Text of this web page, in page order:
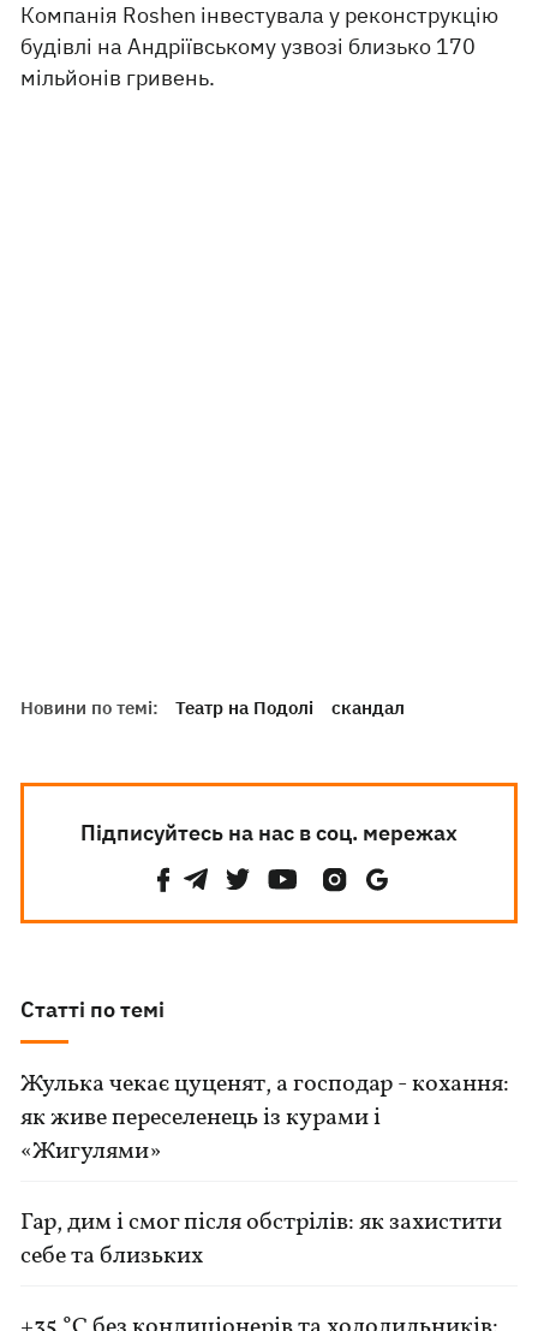
Компанія Roshen інвестувала у реконструкцію
будівлі на Андріївському узвозі близько 170
мільйонів гривень.
Новини по темі: Театр на Подолі скандал
Підписуйтесь на нас в соц. мережах
Статті по темі
Жулька чекає цуценят, а господар - кохання:
як живе переселенець із курами і
«Жигулями»
Гар, дим і смог після обстрілів: як захистити
себе та близьких